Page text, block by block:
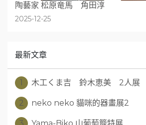
陶藝家 松原竜馬 角田淳
2025-12-25
最新文章
1 木工くま吉 鈴木恵美 2人展
2 neko neko 貓咪的器畫展2